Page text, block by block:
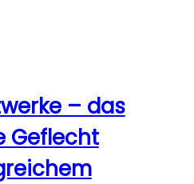
– das
Geflecht